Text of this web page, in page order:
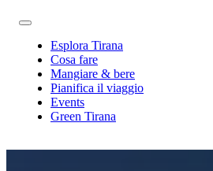
Esplora Tirana
Cosa fare
Mangiare & bere
Pianifica il viaggio
Events
Green Tirana